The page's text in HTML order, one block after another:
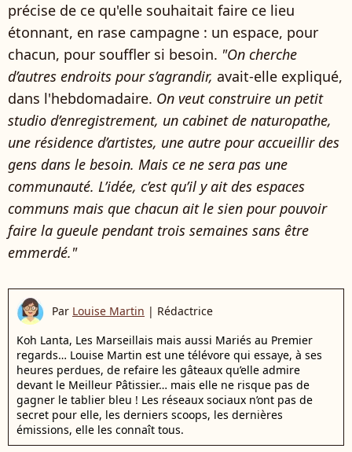
précise de ce qu'elle souhaitait faire ce lieu
étonnant, en rase campagne : un espace, pour
chacun, pour souffler si besoin. "On cherche
d’autres endroits pour s’agrandir, avait-elle expliqué,
dans l'hebdomadaire. On veut construire un petit
studio d’enregistrement, un cabinet de naturopathe,
une résidence d’artistes, une autre pour accueillir des
gens dans le besoin. Mais ce ne sera pas une
communauté. L’idée, c’est qu’il y ait des espaces
communs mais que chacun ait le sien pour pouvoir
faire la gueule pendant trois semaines sans être
emmerdé."
Par Louise Martin | Rédactrice
Koh Lanta, Les Marseillais mais aussi Mariés au Premier
regards… Louise Martin est une télévore qui essaye, à ses
heures perdues, de refaire les gâteaux qu’elle admire
devant le Meilleur Pâtissier… mais elle ne risque pas de
gagner le tablier bleu ! Les réseaux sociaux n’ont pas de
secret pour elle, les derniers scoops, les dernières
émissions, elle les connaît tous.